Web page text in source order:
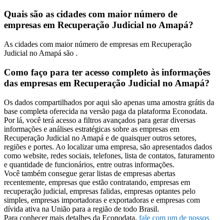
Quais são as cidades com maior número de
empresas em Recuperação Judicial no Amapá?
As cidades com maior número de empresas em Recuperação
Judicial no Amapá são .
Como faço para ter acesso completo às informações
das empresas em Recuperação Judicial no Amapá?
Os dados compartilhados por aqui são apenas uma amostra grátis da
base completa oferecida na versão paga da plataforma Econodata.
Por lá, você terá acesso a filtros avançados para gerar diversas
informações e análises estratégicas sobre as empresas em
Recuperação Judicial no Amapá e de quaisquer outros setores,
regiões e portes. Ao localizar uma empresa, são apresentados dados
como website, redes sociais, telefones, lista de contatos, faturamento
e quantidade de funcionários, entre outras informações.
Você também consegue gerar listas de empresas abertas
recentemente, empresas que estão contratando, empresas em
recuperação judicial, empresas falidas, empresas optantes pelo
simples, empresas importadoras e exportadoras e empresas com
dívida ativa na União para a região de todo Brasil.
Para conhecer mais detalhes da Econodata, fale com um de nossos